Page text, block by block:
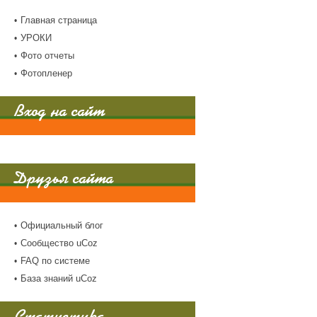
Главная страница
УРОКИ
Фото отчеты
Фотопленер
Вход на сайт
Друзья сайта
Официальный блог
Сообщество uCoz
FAQ по системе
База знаний uCoz